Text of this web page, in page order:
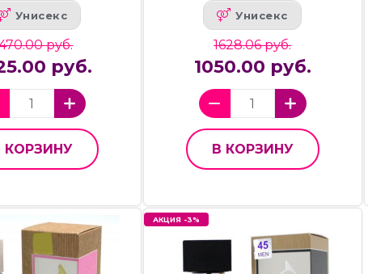
Унисекс
руб.
руб.
КОРЗИНУ
Унисекс
1628.06 руб.
1050.00 руб.
В КОРЗИНУ
АКЦИЯ -3%